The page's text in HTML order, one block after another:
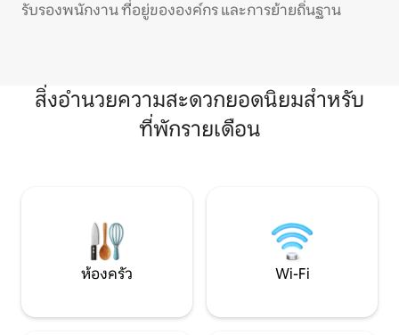
รับรองพนักงาน ที่อยู่ขององค์กร และการย้ายถิ่นฐาน
สิ่งอำนวยความสะดวกยอดนิยมสำหรับ
ที่พักรายเดือน
ห้องครัว Wi-Fi